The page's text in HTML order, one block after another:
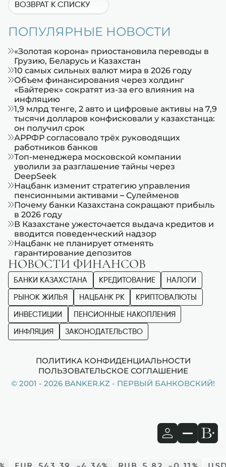
ВОЗВРАТ К СПИСКУ
ПОПУЛЯРНЫЕ НОВОСТИ
«Золотая корона» приостановила переводы в
Грузию, Беларусь и Казахстан
10 самых сильных валют мира в 2026 году
Объем финансирования через холдинг
«Байтерек» сократят из-за его влияния на
инфляцию
1,9 млрд тенге, 2 авто и цифровые активы на 7,9
тысячи долларов конфисковали у казахстанца:
он получил срок
АРРФР согласовало трёх руководящих
работников банков
Топ-менеджера московской компании
уволили за разглашение тайны через
DeepSeek
Нацбанк изменит стратегию управления
пенсионными активами – Сулейменов
Почему банки Казахстана сокращают прибыль
в 2026 году
В Казахстане ужесточается выдача кредитов и
вводится поведенческий надзор
Нацбанк не планирует отменять
гарантирование депозитов
НОВОСТИ ФИНАНСОВ
БАНКИ КАЗАХСТАНА КРЕДИТОВАНИЕ НАЛОГИ
РЫНОК ЖИЛЬЯ НАЦБАНК РК КРИПТОВАЛЮТЫ
ИНВЕСТИЦИИ ПЕНСИОННЫЕ НАКОПЛЕНИЯ
ИНФЛЯЦИЯ ЗАКОНОДАТЕЛЬСТВО
ПОЛИТИКА КОНФИДЕНЦИАЛЬНОСТИ
ПОЛЬЗОВАТЕЛЬСКОЕ СОГЛАШЕНИЕ
© 2001 - 2026 BANKER.KZ - ПЕРВЫЙ БАНКОВСКИЙ!